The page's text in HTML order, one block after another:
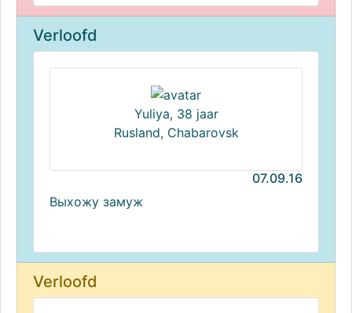
Verloofd
Yuliya, 38 jaar
Rusland, Chabarovsk
07.09.16
Выхожу замуж
Verloofd